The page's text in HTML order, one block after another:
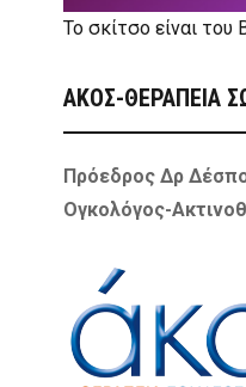
Το σκίτσο είναι του
ΑΚΟΣ-ΘΕΡΑΠΕΙΑ
Πρόεδρος Δρ
Ογκολόγος-